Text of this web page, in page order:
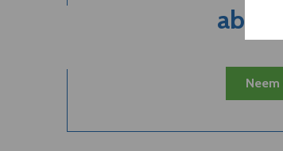
Neem